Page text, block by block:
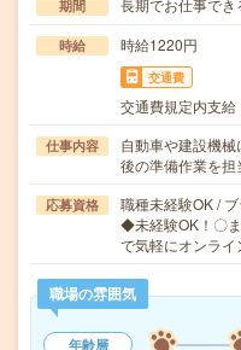
期間 長期でお仕事でき
時給 時給1220円
交通費
交通費規定内支給
仕事内容
自動車や建設機
後の準備作業を
応募資格
職種未経験OK /
◆未経験OK！〇
で気軽にオンラ
職場の雰囲気
年齢層